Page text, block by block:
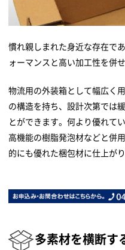
慣れ親しまれた身近な存在で
ォーマンスと高い加工性を併
物流用の外装箱として幅広く
の構造を持ち、設計次第では
とができます。何より優れて
高機能の樹脂発泡材などと併
的にも優れた梱包材に仕上がり
多素材を横断す